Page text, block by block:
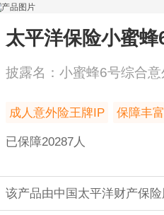
太平洋保险小蜜
披露名： 小蜜蜂6号综合意
成人意外险王牌IP 保障丰
已保障20287人
该产品由中国太平洋财产保